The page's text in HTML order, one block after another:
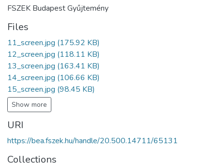
FSZEK Budapest Gyűjtemény
Files
11_screen.jpg (175.92 KB)
12_screen.jpg (118.11 KB)
13_screen.jpg (163.41 KB)
14_screen.jpg (106.66 KB)
15_screen.jpg (98.45 KB)
Show more
URI
https://bea.fszek.hu/handle/20.500.14711/65131
Collections